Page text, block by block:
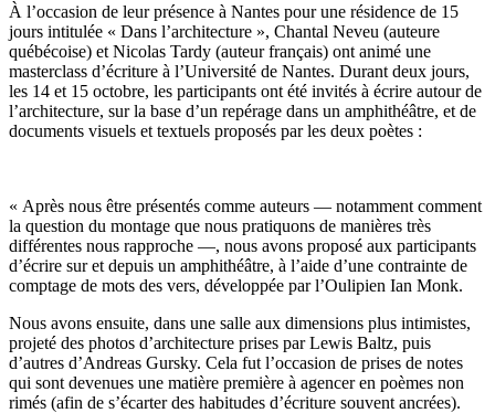
À l’occasion de leur présence à Nantes pour une résidence de 15
jours intitulée « Dans l’architecture », Chantal Neveu (auteure
québécoise) et Nicolas Tardy (auteur français) ont animé une
masterclass d’écriture à l’Université de Nantes. Durant deux jours,
les 14 et 15 octobre, les participants ont été invités à écrire autour de
l’architecture, sur la base d’un repérage dans un amphithéâtre, et de
documents visuels et textuels proposés par les deux poètes :
« Après nous être présentés comme auteurs — notamment comment
la question du montage que nous pratiquons de manières très
différentes nous rapproche —, nous avons proposé aux participants
d’écrire sur et depuis un amphithéâtre, à l’aide d’une contrainte de
comptage de mots des vers, développée par l’Oulipien Ian Monk.
Nous avons ensuite, dans une salle aux dimensions plus intimistes,
projeté des photos d’architecture prises par Lewis Baltz, puis
d’autres d’Andreas Gursky. Cela fut l’occasion de prises de notes
qui sont devenues une matière première à agencer en poèmes non
rimés (afin de s’écarter des habitudes d’écriture souvent ancrées).